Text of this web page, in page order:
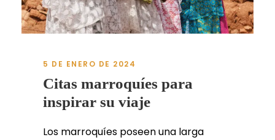
5 DE ENERO DE 2024
Citas marroquíes para
inspirar su viaje
Los marroquíes poseen una larga